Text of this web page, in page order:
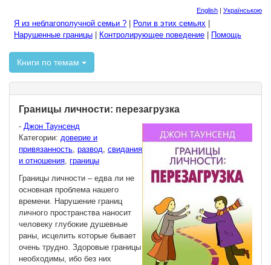
English | Українською
Я из неблагополучной семьи ? Роли в этих семьях
Нарушенные границы
Контролирующее поведение Помощь
Книги по темам
Границы личности: перезагрузка
- Джон Таунсенд
Категории: доверие и
привязанность, развод, свидания
и отношения, границы
Границы личности – едва ли не
основная проблема нашего
времени. Нарушение границ
личного пространства наносит
человеку глубокие душевные
раны, исцелить которые бывает
очень трудно. Здоровые границы
необходимы, ибо без них